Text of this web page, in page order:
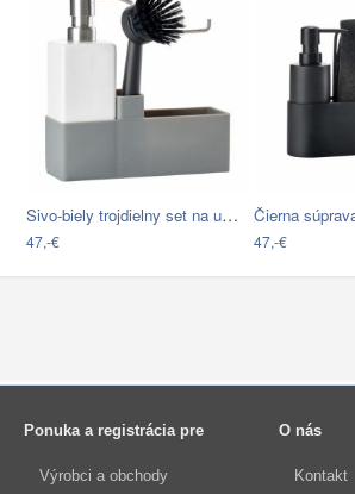
Sivo-biely trojdielny set na umývanie…
47,-€ 47,-€
Ponuka a registrácia pre
Výrobci a obchody
O nás
Kontakt